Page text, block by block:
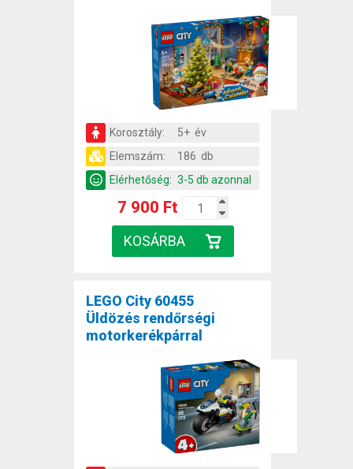
Korosztály:
5+ év
Elemszám:
186 db
Elérhetőség: 3-5 db azonnal
7 900 Ft
LEGO City 60455
Üldözés rendőrségi
motorkerékpárral